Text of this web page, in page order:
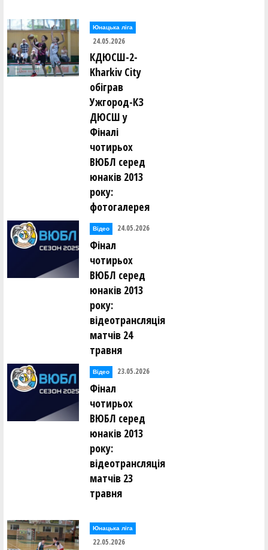
Юнацька ліга
24.05.2026
КДЮСШ-2-
Kharkiv City
обіграв
Ужгород-КЗ
ДЮСШ у
Фіналі
чотирьох
ВЮБЛ серед
юнаків 2013
року:
фотогалерея
Відео 24.05.2026
Фінал
чотирьох
ВЮБЛ серед
юнаків 2013
року:
відеотрансляція
матчів 24
травня
Відео 23.05.2026
Фінал
чотирьох
ВЮБЛ серед
юнаків 2013
року:
відеотрансляція
матчів 23
травня
Юнацька ліга
22.05.2026